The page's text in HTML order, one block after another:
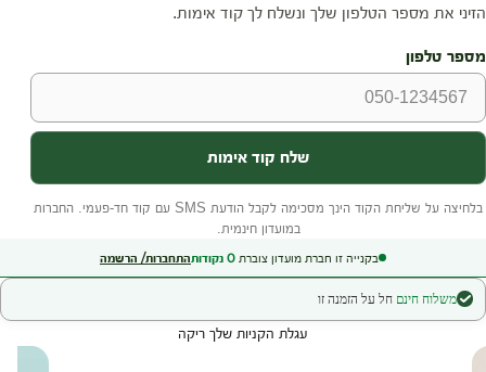
בקנייה זו חברת מועדון צוברת 0 נקודותהתחברות/ הרשמה
משלוח חינם חל על הזמנה זו
עגלת הקניות שלך ריקה